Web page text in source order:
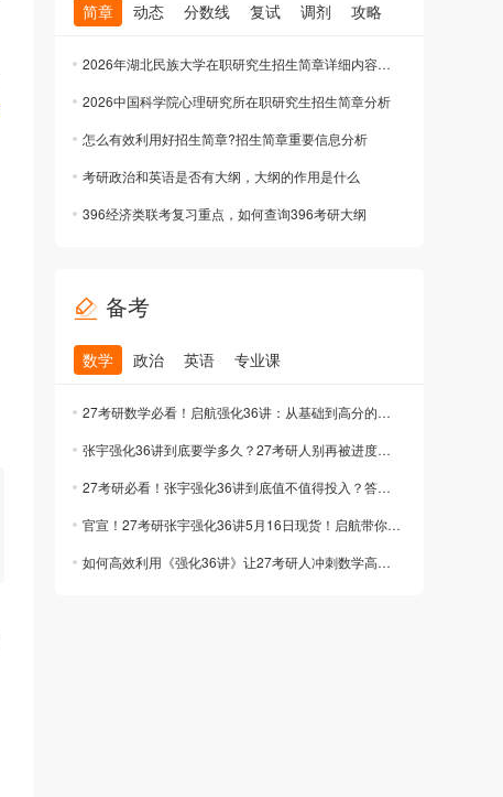
简章 动态 分数线 复试 调剂 攻略
2026年湖北民族大学在职研究生招生简章详细内容分享
2026中国科学院心理研究所在职研究生招生简章分析
怎么有效利用好招生简章?招生简章重要信息分析
考研政治和英语是否有大纲，大纲的作用是什么
396经济类联考复习重点，如何查询396考研大纲
备考
数学 政治 英语 专业课
27考研数学必看！启航强化36讲：从基础到高分的通关密码
张宇强化36讲到底要学多久？27考研人别再被进度绑架了！
27考研必看！张宇强化36讲到底值不值得投入？答案在这里
官宣！27考研张宇强化36讲5月16日现货！启航带你解锁数学高分密码
如何高效利用《强化36讲》让27考研人冲刺数学高分？